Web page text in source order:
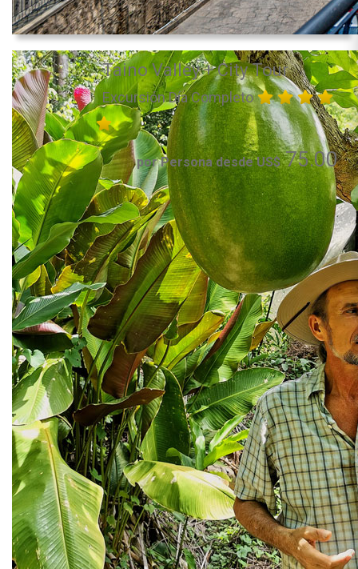
Taino Valley + City Tour
Excursión Día Completo
por Persona desde US$75.00